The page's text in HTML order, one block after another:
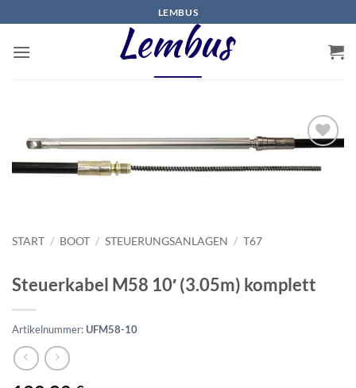
Inhalt
springen
LEMBUS
START / BOOT / STEUERUNGSANLAGEN / T67
Steuerkabel M58 10′ (3.05m) komplett
Artikelnummer:UFM58-10